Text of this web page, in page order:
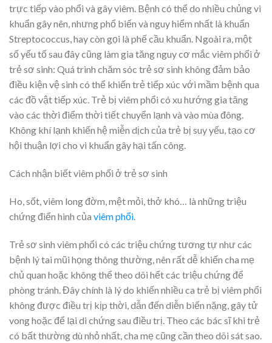
trực tiếp vào phổi và gây viêm. Bệnh có thể do nhiều chủng vi
khuẩn gây nên, nhưng phổ biến và nguy hiểm nhất là khuẩn
Streptococcus, hay còn gọi là phế cầu khuẩn. Ngoài ra, một
số yếu tố sau đây cũng làm gia tăng nguy cơ mắc viêm phổi ở
trẻ sơ sinh: Quá trình chăm sóc trẻ sơ sinh không đảm bảo
điều kiện vệ sinh có thể khiến trẻ tiếp xúc với mầm bệnh qua
các đồ vật tiếp xúc. Trẻ bị viêm phổi có xu hướng gia tăng
vào các thời điểm thời tiết chuyển lạnh và vào mùa đông.
Không khí lạnh khiến hệ miễn dịch của trẻ bị suy yếu, tạo cơ
hội thuận lợi cho vi khuẩn gây hại tấn công.
Cách nhận biết viêm phổi ở trẻ sơ sinh
Ho, sốt, viêm long đờm, mệt mỏi, thở khó… là những triệu
chứng điển hình của viêm phổi
Trẻ sơ sinh viêm phổi có các triệu chứng tương tự như các
bệnh lý tai mũi họng thông thường, nên rất dễ khiến cha mẹ
chủ quan hoặc không thể theo dõi hết các triệu chứng để
phòng tránh. Đây chính là lý do khiến nhiều ca trẻ bị viêm phổi
không được điều trị kịp thời, dẫn đến diễn biến nặng, gây tử
vong hoặc để lại di chứng sau điều trị. Theo các bác sĩ khi trẻ
có bất thường dù nhỏ nhất, cha mẹ cũng cần theo dõi sát sao.